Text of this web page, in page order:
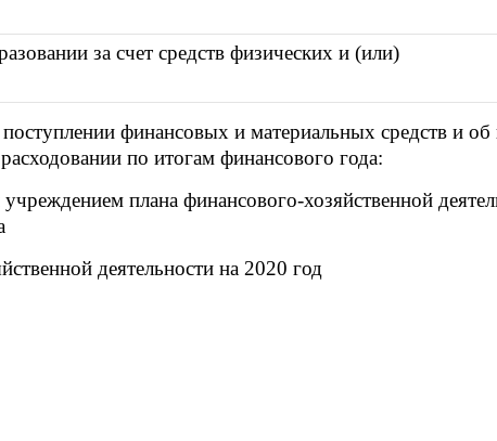
за счет средств физических и (или)
финансовых и материальных средств и об
расходовании по итогам финансового года:
плана финансового-хозяйственной
деятельности на 2020 год